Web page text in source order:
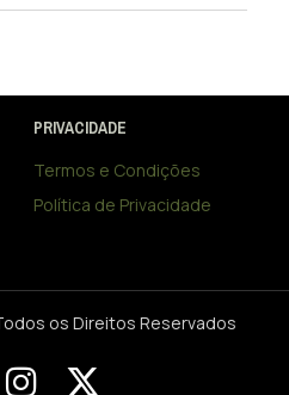
PRIVACIDADE
Termos e Condições
Política de Privacidade
os Direitos Reservados